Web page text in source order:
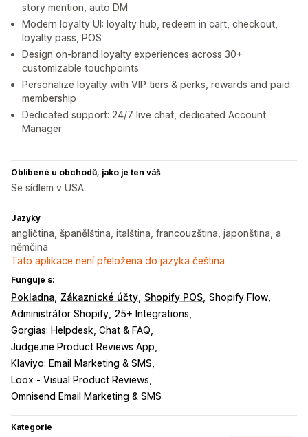
story mention, auto DM
Modern loyalty UI: loyalty hub, redeem in cart, checkout,
loyalty pass, POS
Design on-brand loyalty experiences across 30+
customizable touchpoints
Personalize loyalty with VIP tiers & perks, rewards and paid
membership
Dedicated support: 24/7 live chat, dedicated Account
Manager
Oblíbené u obchodů, jako je ten váš
Se sídlem v USA
Jazyky
angličtina, španělština, italština, francouzština, japonština, a
němčina
Tato aplikace není přeložena do jazyka čeština
Funguje s:
Pokladna Zákaznické účty Shopify POS Shopify Flow
Administrátor Shopify 25+ Integrations
Gorgias: Helpdesk, Chat & FAQ
Judge.me Product Reviews App
Klaviyo: Email Marketing & SMS
Loox ‑ Visual Product Reviews
Omnisend Email Marketing & SMS
Kategorie